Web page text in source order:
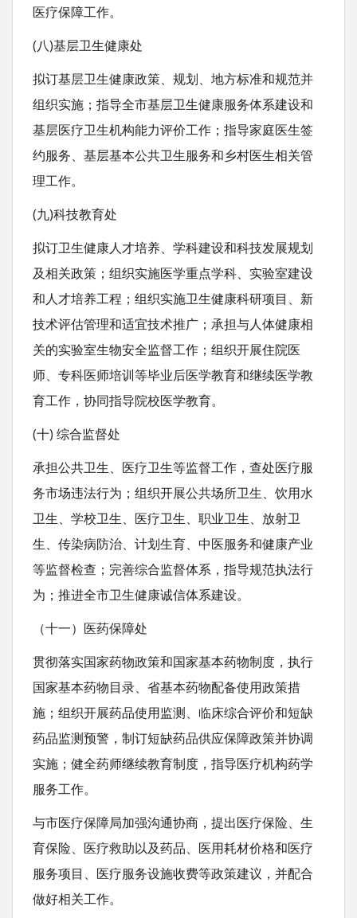
医疗保障工作。
(八)基层卫生健康处
拟订基层卫生健康政策、规划、地方标准和规范并
组织实施；指导全市基层卫生健康服务体系建设和
基层医疗卫生机构能力评价工作；指导家庭医生签
约服务、基层基本公共卫生服务和乡村医生相关管
理工作。
(九)科技教育处
拟订卫生健康人才培养、学科建设和科技发展规划
及相关政策；组织实施医学重点学科、实验室建设
和人才培养工程；组织实施卫生健康科研项目、新
技术评估管理和适宜技术推广；承担与人体健康相
关的实验室生物安全监督工作；组织开展住院医
师、专科医师培训等毕业后医学教育和继续医学教
育工作，协同指导院校医学教育。
(十) 综合监督处
承担公共卫生、医疗卫生等监督工作，查处医疗服
务市场违法行为；组织开展公共场所卫生、饮用水
卫生、学校卫生、医疗卫生、职业卫生、放射卫
生、传染病防治、计划生育、中医服务和健康产业
等监督检查；完善综合监督体系，指导规范执法行
为；推进全市卫生健康诚信体系建设。
（十一）医药保障处
贯彻落实国家药物政策和国家基本药物制度，执行
国家基本药物目录、省基本药物配备使用政策措
施；组织开展药品使用监测、临床综合评价和短缺
药品监测预警，制订短缺药品供应保障政策并协调
实施；健全药师继续教育制度，指导医疗机构药学
服务工作。
与市医疗保障局加强沟通协商，提出医疗保险、生
育保险、医疗救助以及药品、医用耗材价格和医疗
服务项目、医疗服务设施收费等政策建议，并配合
做好相关工作。